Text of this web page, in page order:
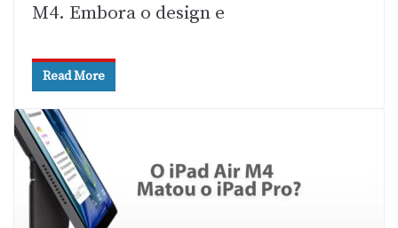
M4. Embora o design e
Read More